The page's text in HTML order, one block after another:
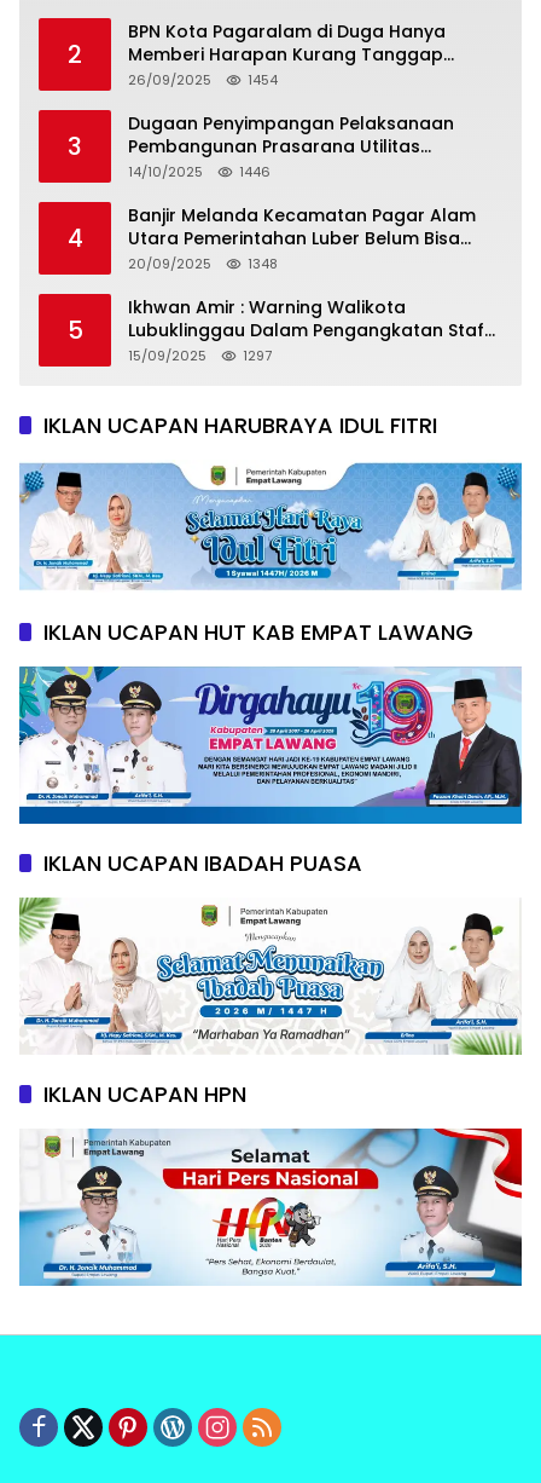
2
BPN Kota Pagaralam di Duga Hanya
Memberi Harapan Kurang Tanggap
Terkait Sertifikat Tumpang Tindih
26/09/2025 1454
3
Dugaan Penyimpangan Pelaksanaan
Pembangunan Prasarana Utilitas
Permukiman Desa Pajar Bulan
14/10/2025 1446
4
Banjir Melanda Kecamatan Pagar Alam
Utara Pemerintahan Luber Belum Bisa
Mengatasi Banjir
20/09/2025 1348
5
Ikhwan Amir : Warning Walikota
Lubuklinggau Dalam Pengangkatan Staf
Khusus
15/09/2025 1297
IKLAN UCAPAN HARUBRAYA IDUL FITRI
IKLAN UCAPAN HUT KAB EMPAT LAWANG
IKLAN UCAPAN IBADAH PUASA
IKLAN UCAPAN HPN